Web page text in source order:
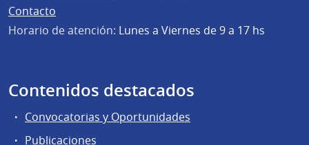
Contacto
Horario de atención: Lunes a Viernes de 9 a 17 hs
Contenidos destacados
Convocatorias y Oportunidades
Publicaciones